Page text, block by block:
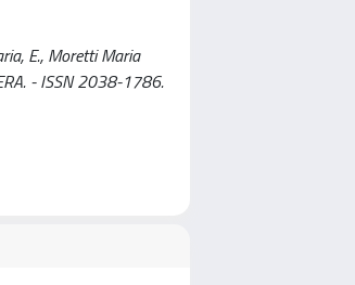
E., Moretti Maria
- ISSN 2038-1786.